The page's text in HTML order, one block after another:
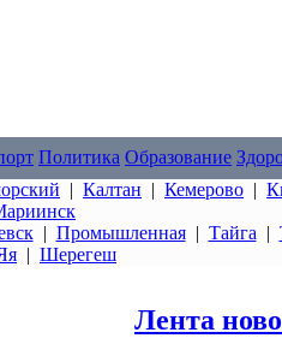
Политика Образование
| Калтан | Кемерово |
| Промышленная| Тайга |
| Шерегеш
Лента